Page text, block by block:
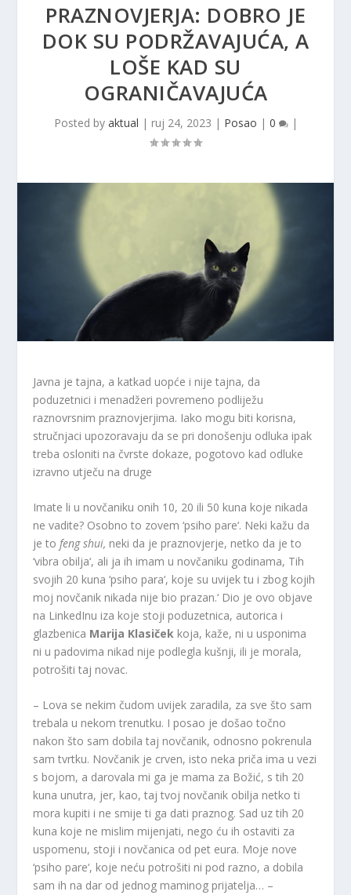
PRAZNOVJERJA: DOBRO JE
DOK SU PODRŽAVAJUĆA, A
LOŠE KAD SU
OGRANIČAVAJUĆA
Posted by aktual | ruj 24, 2023 | Posao | 0 |
Javna je tajna, a katkad uopće i nije tajna, da
poduzetnici i menadžeri povremeno podliježu
raznovrsnim praznovjerjima. Iako mogu biti korisna,
stručnjaci upozoravaju da se pri donošenju odluka ipak
treba osloniti na čvrste dokaze, pogotovo kad odluke
izravno utječu na druge
Imate li u novčaniku onih 10, 20 ili 50 kuna koje nikada
ne vadite? Osobno to zovem ‘psiho pare‘. Neki kažu da
je tofeng shui, neki da je praznovjerje, netko da je to
‘vibra obilja‘, ali ja ih imam u novčaniku godinama, Tih
svojih 20 kuna ‘psiho para‘, koje su uvijek tu i zbog kojih
moj novčanik nikada nije bio prazan.‘ Dio je ovo objave
na LinkedInu iza koje stoji poduzetnica, autorica i
glazbenica Marija Klasiček koja, kaže, ni u usponima
ni u padovima nikad nije podlegla kušnji, ili je morala,
potrošiti taj novac.
– Lova se nekim čudom uvijek zaradila, za sve što sam
trebala u nekom trenutku. I posao je došao točno
nakon što sam dobila taj novčanik, odnosno pokrenula
sam tvrtku. Novčanik je crven, isto neka priča ima u vezi
s bojom, a darovala mi ga je mama za Božić, s tih 20
kuna unutra, jer, kao, taj tvoj novčanik obilja netko ti
mora kupiti i ne smije ti ga dati praznog. Sad uz tih 20
kuna koje ne mislim mijenjati, nego ću ih ostaviti za
uspomenu, stoji i novčanica od pet eura. Moje nove
‘psiho pare‘, koje neću potrošiti ni pod razno, a dobila
sam ih na dar od jednog maminog prijatelja… –